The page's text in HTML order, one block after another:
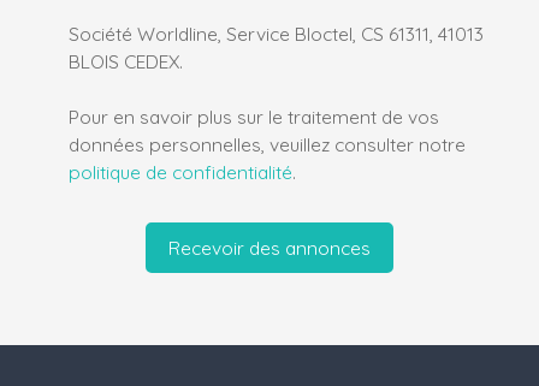
Société Worldline, Service Bloctel, CS 61311, 41013
BLOIS CEDEX.
Pour en savoir plus sur le traitement de vos
données personnelles, veuillez consulter notre
politique de confidentialité.
Recevoir des annonces